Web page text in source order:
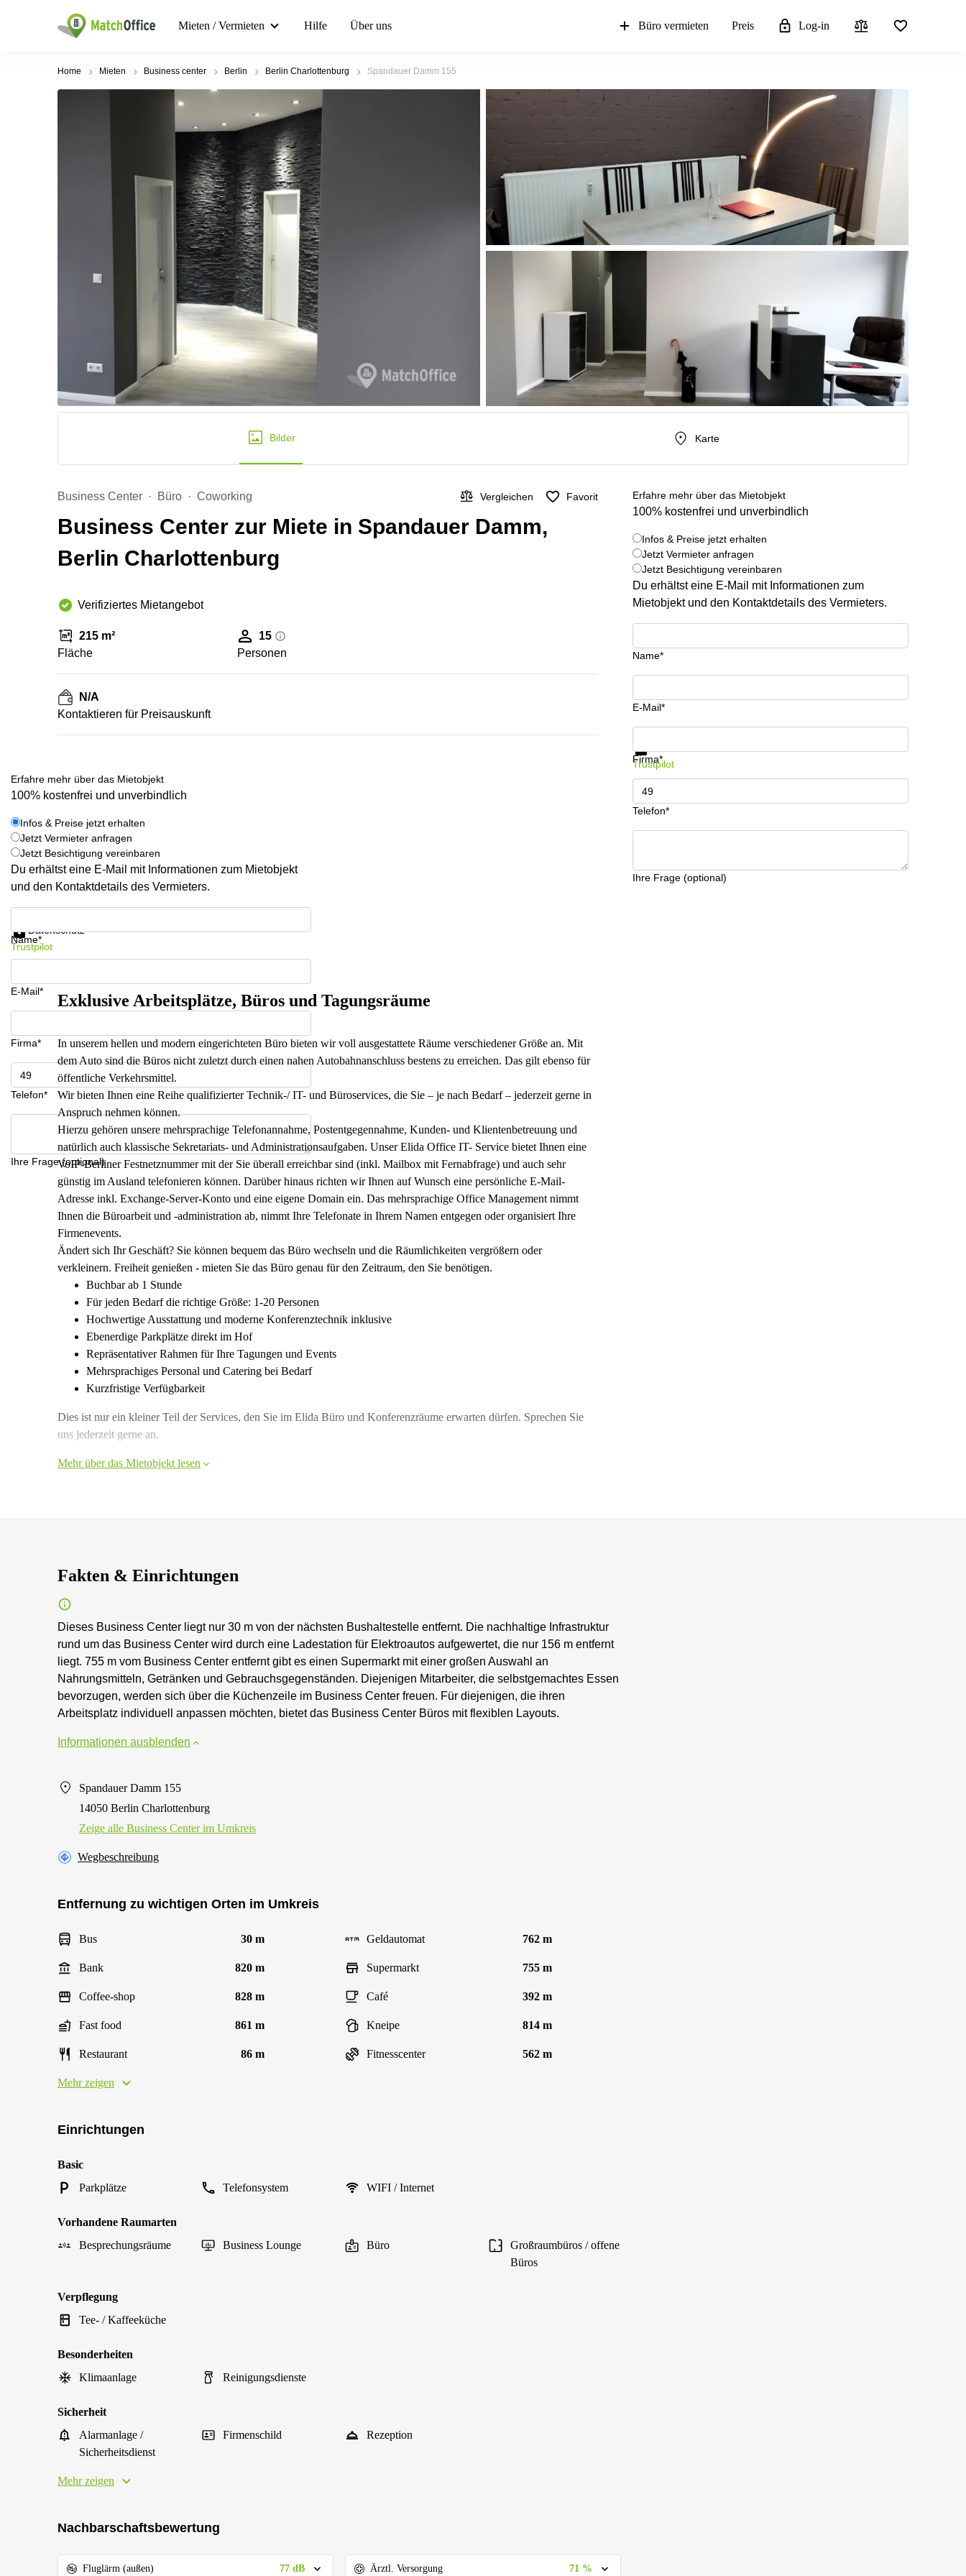
Mieten / Vermieten Hilfe Über uns Büro vermieten Preis Log-in
Home Mieten Business center Berlin Berlin Charlottenburg Spandauer Damm 155
Bilder Karte
Business Center Büro Coworking Vergleichen Favorit
Business Center zur Miete in Spandauer Damm,
Berlin Charlottenburg
Verifiziertes Mietangebot
215 m²
Fläche
15
Personen
N/A
Kontaktieren für Preisauskunft
Erfahre mehr über das Mietobjekt
100% kostenfrei und unverbindlich
Infos & Preise jetzt erhalten
Jetzt Vermieter anfragen
Jetzt Besichtigung vereinbaren
Du erhältst eine E-Mail mit Informationen zum
Mietobjekt und den Kontaktdetails des Vermieters.
Name*
E-Mail*
Firma*
Telefon*
Ihre Frage (optional)
Infos & Preise jetzt erhalten
Trustpilot
Erfahre mehr über das Mietobjekt
100% kostenfrei und unverbindlich
Infos & Preise jetzt erhalten
Jetzt Vermieter anfragen
Jetzt Besichtigung vereinbaren
Du erhältst eine E-Mail mit Informationen zum Mietobjekt
und den Kontaktdetails des Vermieters.
Name*
E-Mail*
Firma*
Telefon*
Ihre Frage (optional)
Datenschutz
Trustpilot
Exklusive Arbeitsplätze, Büros und Tagungsräume
In unserem hellen und modern eingerichteten Büro bieten wir voll ausgestattete Räume verschiedener Größe an. Mit
dem Auto sind die Büros nicht zuletzt durch einen nahen Autobahnanschluss bestens zu erreichen. Das gilt ebenso für
öffentliche Verkehrsmittel.
Wir bieten Ihnen eine Reihe qualifizierter Technik-/ IT- und Büroservices, die Sie – je nach Bedarf – jederzeit gerne in
Anspruch nehmen können.
Hierzu gehören unsere mehrsprachige Telefonannahme, Postentgegennahme, Kunden- und Klientenbetreuung und
natürlich auch klassische Sekretariats- und Administrationsaufgaben. Unser Elida Office IT- Service bietet Ihnen eine
VoIP-Berliner Festnetznummer mit der Sie überall erreichbar sind (inkl. Mailbox mit Fernabfrage) und auch sehr
günstig im Ausland telefonieren können. Darüber hinaus richten wir Ihnen auf Wunsch eine persönliche E-Mail-
Adresse inkl. Exchange-Server-Konto und eine eigene Domain ein. Das mehrsprachige Office Management nimmt
Ihnen die Büroarbeit und -administration ab, nimmt Ihre Telefonate in Ihrem Namen entgegen oder organisiert Ihre
Firmenevents.
Ändert sich Ihr Geschäft? Sie können bequem das Büro wechseln und die Räumlichkeiten vergrößern oder
verkleinern. Freiheit genießen - mieten Sie das Büro genau für den Zeitraum, den Sie benötigen.
Buchbar ab 1 Stunde
Für jeden Bedarf die richtige Größe: 1-20 Personen
Hochwertige Ausstattung und moderne Konferenztechnik inklusive
Ebenerdige Parkplätze direkt im Hof
Repräsentativer Rahmen für Ihre Tagungen und Events
Mehrsprachiges Personal und Catering bei Bedarf
Kurzfristige Verfügbarkeit
Dies ist nur ein kleiner Teil der Services, den Sie im Elida Büro und Konferenzräume erwarten dürfen. Sprechen Sie
uns jederzeit gerne an.
Mehr über das Mietobjekt lesen
Fakten & Einrichtungen
Dieses Business Center liegt nur 30 m von der nächsten Bushaltestelle entfernt. Die nachhaltige Infrastruktur
rund um das Business Center wird durch eine Ladestation für Elektroautos aufgewertet, die nur 156 m entfernt
liegt. 755 m vom Business Center entfernt gibt es einen Supermarkt mit einer großen Auswahl an
Nahrungsmitteln, Getränken und Gebrauchsgegenständen. Diejenigen Mitarbeiter, die selbstgemachtes Essen
bevorzugen, werden sich über die Küchenzeile im Business Center freuen. Für diejenigen, die ihren
Arbeitsplatz individuell anpassen möchten, bietet das Business Center Büros mit flexiblen Layouts.
Informationen ausblenden
Spandauer Damm 155
14050 Berlin Charlottenburg
Zeige alle Business Center im Umkreis
Wegbeschreibung
Entfernung zu wichtigen Orten im Umkreis
Bus 30 m Geldautomat 762 m
Bank 820 m Supermarkt 755 m
Coffee-shop 828 m Café 392 m
Fast food 861 m Kneipe 814 m
Restaurant 86 m Fitnesscenter 562 m
Mehr zeigen
Einrichtungen
Basic
Parkplätze
Telefonsystem WIFI / Internet
Vorhandene Raumarten
Besprechungsräume
Business Lounge Büro
Großraumbüros / offene
Büros
Verpflegung
Tee- / Kaffeeküche
Besonderheiten
Klimaanlage
Reinigungsdienste
Sicherheit
Alarmanlage /
Sicherheitsdienst
Firmenschild Rezeption
Mehr zeigen
Nachbarschaftsbewertung
Fluglärm (außen) 77 dB Ärztl. Versorgung 71 %